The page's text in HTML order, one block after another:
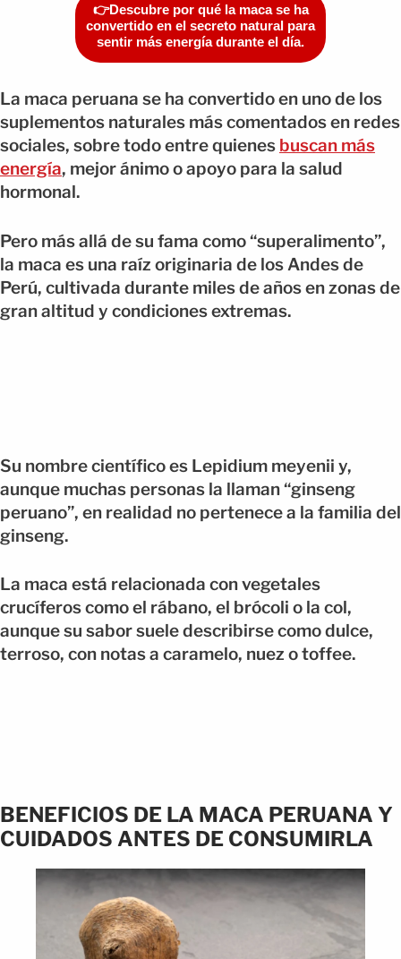
👉Descubre por qué la maca se ha
convertido en el secreto natural para
sentir más energía durante el día.
La maca peruana se ha convertido en uno de los
suplementos naturales más comentados en redes
sociales, sobre todo entre quienes buscan más
energía, mejor ánimo o apoyo para la salud
hormonal.
Pero más allá de su fama como “superalimento”,
la maca es una raíz originaria de los Andes de
Perú, cultivada durante miles de años en zonas de
gran altitud y condiciones extremas.
Su nombre científico es Lepidium meyenii y,
aunque muchas personas la llaman “ginseng
peruano”, en realidad no pertenece a la familia del
ginseng.
La maca está relacionada con vegetales
crucíferos como el rábano, el brócoli o la col,
aunque su sabor suele describirse como dulce,
terroso, con notas a caramelo, nuez o toffee.
BENEFICIOS DE LA MACA PERUANA Y
CUIDADOS ANTES DE CONSUMIRLA